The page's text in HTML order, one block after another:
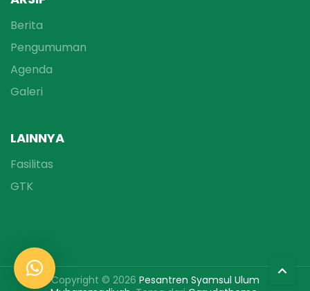
Berita
Pengumuman
Agenda
Galeri
LAINNYA
Fasilitas
GTK
Copyright © 2026 Pesantren Syamsul Ulum